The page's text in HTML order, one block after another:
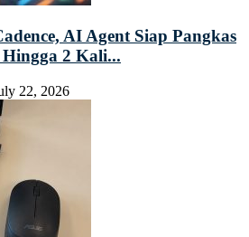
AI Agent Siap Pangkas
2 Kali...
22, 2026